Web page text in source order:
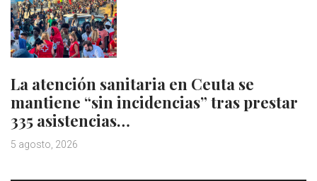
La atención sanitaria en Ceuta se
mantiene “sin incidencias” tras prestar
335 asistencias…
5 agosto, 2026